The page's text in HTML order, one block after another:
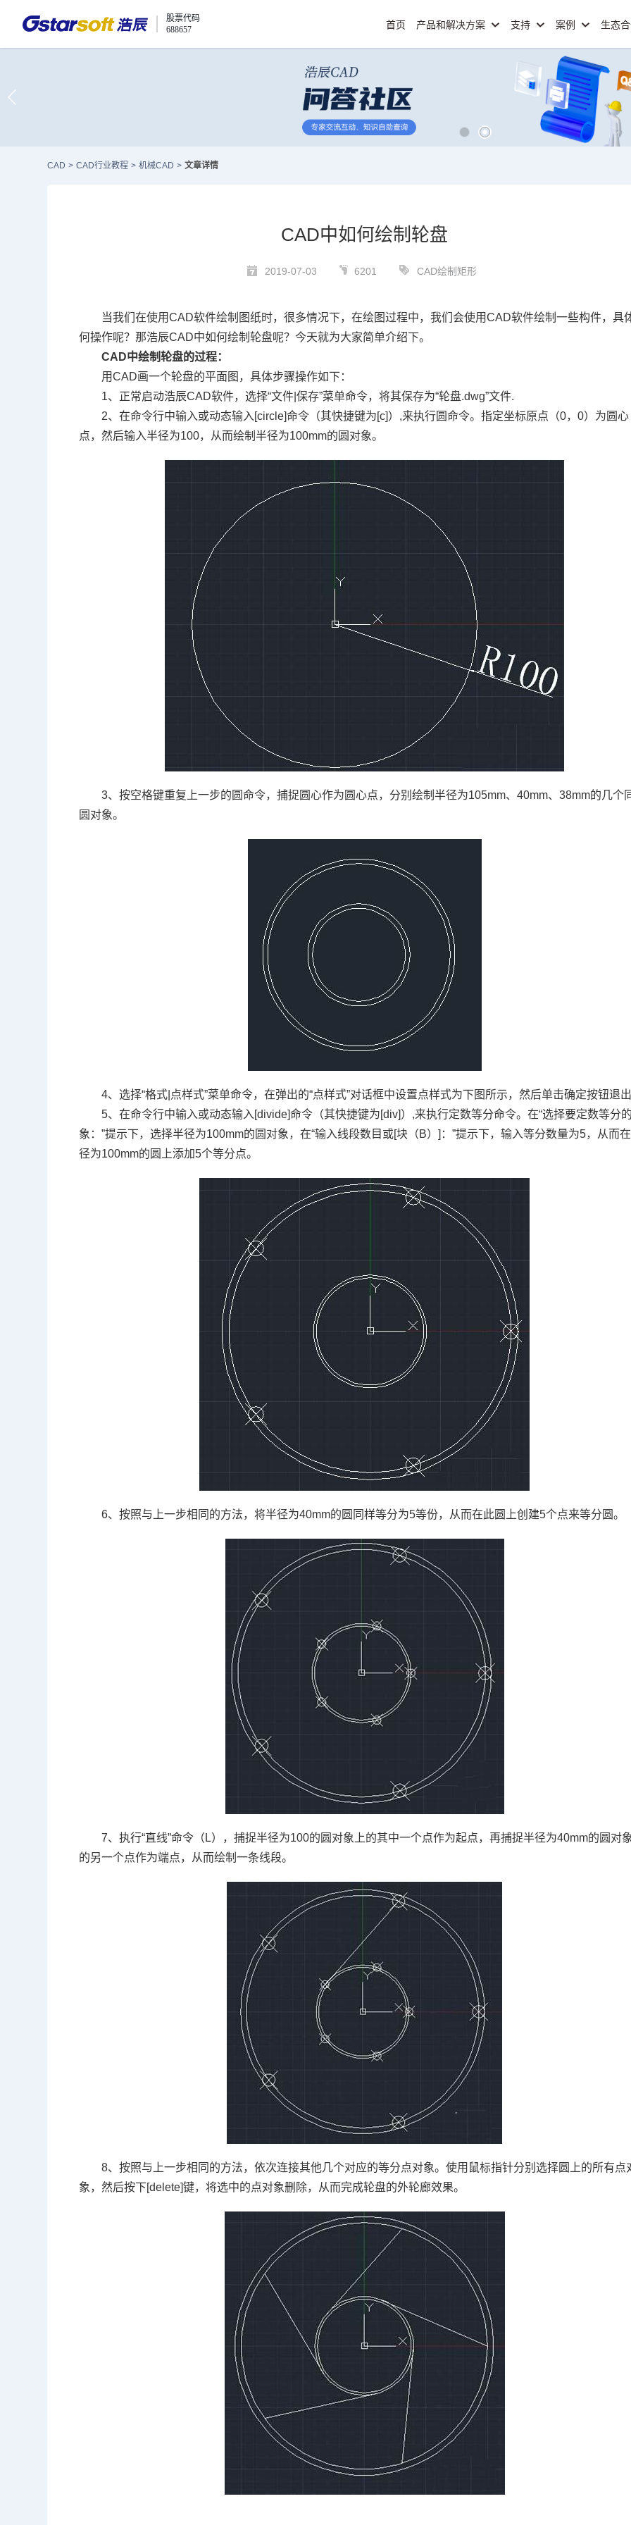
股票代码
688657
首页 产品和解决方案 支持 案例 生态
CAD > CAD行业教程 > 机械CAD > 文章详情
CAD中如何绘制轮盘
2019-07-03 6201 CAD绘制矩形
当我们在使用CAD软件绘制图纸时，很多情况下，在绘图过程中，我们会使用CAD软件绘制一些构件，具
何操作呢？那浩辰CAD中如何绘制轮盘呢？今天就为大家简单介绍下。
CAD中绘制轮盘的过程：
用CAD画一个轮盘的平面图，具体步骤操作如下：
1、正常启动浩辰CAD软件，选择“文件 |保存”菜单命令，将其保存为“轮盘.dwg”文件.
2、在命令行中输入或动态输入 [circle]命令（其快捷键为[c]） ,来执行圆命令。指定坐标原点（0，0）为圆心
点，然后输入半径为100，从而绘制半径为100mm的圆对象。
3、按空格键重复上一步的圆命令，捕捉圆心作为圆心点，分别绘制半径为105mm、40mm、38mm的几个
圆对象。
4、选择“格式 点样式”菜单命令，在弹出的“点样式”对话框中设置点样式为下图所示，然后单击确定按钮退
5、在命令行中输入或动态输入 [divide]命令（其快捷键为[div]） ,来执行定数等分命令。在“选择要定数等分
象：”提示下，选择半径为100mm的圆对象，在“输入线段数目或[块（B）] ：”提示下，输入等分数量为5，从而
径为100mm的圆上添加5个等分点。
6、按照与上一步相同的方法，将半径为40mm的圆同样等分为5等份，从而在此圆上创建5个点来等分圆。
7、执行“直线”命令（ L），捕捉半径为100的圆对象上的其中一个点作为起点，再捕捉半径为40mm的圆对
的另一个点作为端点，从而绘制一条线段。
8、按照与上一步相同的方法，依次连接其他几个对应的等分点对象。使用鼠标指针分别选择圆上的所有点
象，然后按下[delete]键，将选中的点对象删除，从而完成轮盘的外轮廊效果。